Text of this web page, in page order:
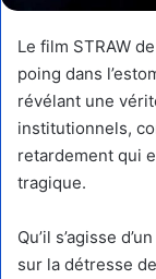
Le film STRAW
poing dans
révélant une
institutionnels,
retardement qui
tragique.
Qu’il s’agisse
sur la détresse